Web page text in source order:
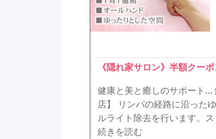
《隠れ家サロン》半額クー
健康と美と癒しのサポート
店】 リンパの経路に沿った
ルライト除去を行います。
続きを読む